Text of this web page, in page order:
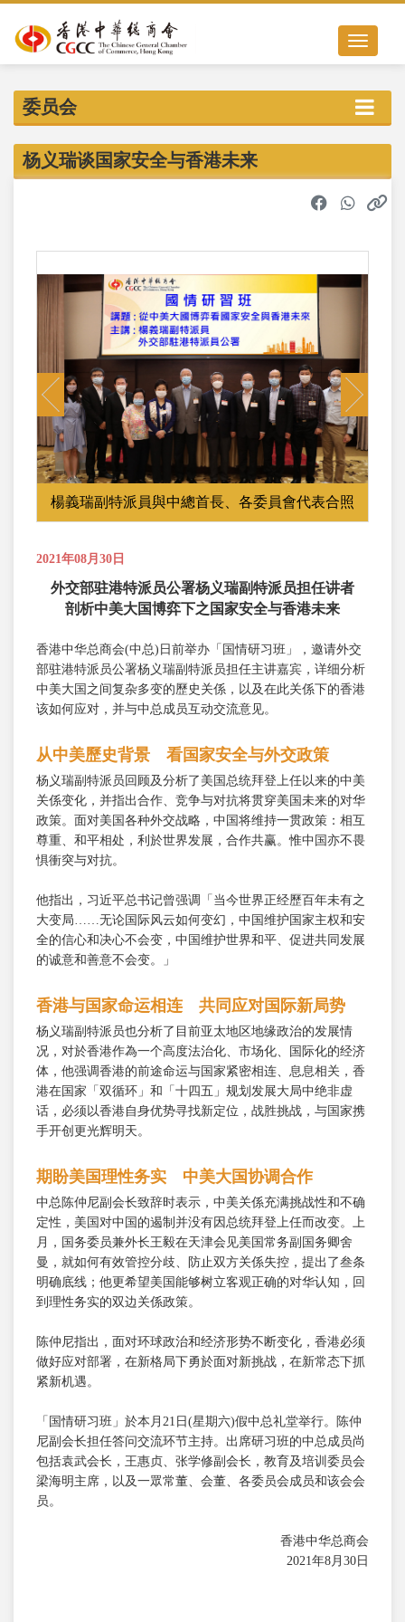
Toggle
委员会
杨义瑞谈国家安全与香港未来
楊義瑞副特派員與中總首長、各委員會代表合照
Previous Next
2021年08月30日
外交部驻港特派员公署杨义瑞副特派员担任讲者
剖析中美大国博弈下之国家安全与香港未来
香港中华总商会(中总)日前举办「国情研习班」，邀请外交
部驻港特派员公署杨义瑞副特派员担任主讲嘉宾，详细分析
中美大国之间复杂多变的歷史关係，以及在此关係下的香港
该如何应对，并与中总成员互动交流意见。
从中美歷史背景 看国家安全与外交政策
杨义瑞副特派员回顾及分析了美国总统拜登上任以来的中美
关係变化，并指出合作、竞争与对抗将贯穿美国未来的对华
政策。面对美国各种外交战略，中国将维持一贯政策：相互
尊重、和平相处，利於世界发展，合作共赢。惟中国亦不畏
惧衝突与对抗。
他指出，习近平总书记曾强调「当今世界正经歷百年未有之
大变局……无论国际风云如何变幻，中国维护国家主权和安
全的信心和决心不会变，中国维护世界和平、促进共同发展
的诚意和善意不会变。」
香港与国家命运相连 共同应对国际新局势
杨义瑞副特派员也分析了目前亚太地区地缘政治的发展情
况，对於香港作為一个高度法治化、市场化、国际化的经济
体，他强调香港的前途命运与国家紧密相连、息息相关，香
港在国家「双循环」和「十四五」规划发展大局中绝非虚
话，必须以香港自身优势寻找新定位，战胜挑战，与国家携
手开创更光辉明天。
期盼美国理性务实 中美大国协调合作
中总陈仲尼副会长致辞时表示，中美关係充满挑战性和不确
定性，美国对中国的遏制并没有因总统拜登上任而改变。上
月，国务委员兼外长王毅在天津会见美国常务副国务卿舍
曼，就如何有效管控分歧、防止双方关係失控，提出了叁条
明确底线；他更希望美国能够树立客观正确的对华认知，回
到理性务实的双边关係政策。
陈仲尼指出，面对环球政治和经济形势不断变化，香港必须
做好应对部署，在新格局下勇於面对新挑战，在新常态下抓
紧新机遇。
「国情研习班」於本月21日(星期六)假中总礼堂举行。陈仲
尼副会长担任答问交流环节主持。出席研习班的中总成员尚
包括袁武会长，王惠贞、张学修副会长，教育及培训委员会
梁海明主席，以及一眾常董、会董、各委员会成员和该会会
员。
香港中华总商会
2021年8月30日